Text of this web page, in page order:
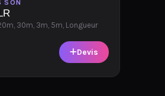
SON
30m, 3m, 5m, Longueur
Devis